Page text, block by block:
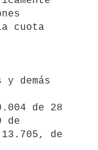
cuota
y demás
de 28
de
de